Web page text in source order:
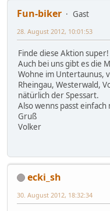
Fun-biker
Gast
28. August 2012, 10:01:53
Finde diese Aktion super!
Auch bei uns gibt es die
Wohne im Untertaunus,
Rheingau, Westerwald,
nätürlich der Spessart.
Also wenns passt einfach
Gruß
Volker
ecki_sh
30. August 2012, 18:32:34